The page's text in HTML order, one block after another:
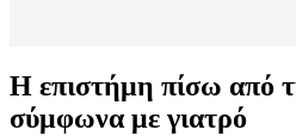
Η επιστήμη πίσω από
σύμφωνα με γιατρό